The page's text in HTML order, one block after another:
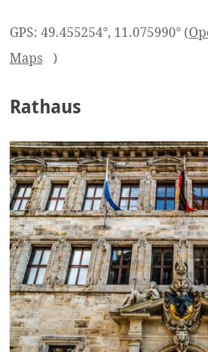
GPS: 49.455254°, 11.075990° (
Maps
)
Rathaus